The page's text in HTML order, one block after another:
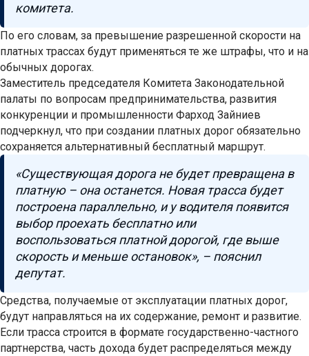
комитета.
По его словам, за превышение разрешенной скорости на
платных трассах будут применяться те же штрафы, что и на
обычных дорогах.
Заместитель председателя Комитета Законодательной
палаты по вопросам предпринимательства, развития
конкуренции и промышленности Фарход Зайниев
подчеркнул, что при создании платных дорог обязательно
сохраняется альтернативный бесплатный маршрут.
«Существующая дорога не будет превращена в
платную – она останется. Новая трасса будет
построена параллельно, и у водителя появится
выбор проехать бесплатно или
воспользоваться платной дорогой, где выше
скорость и меньше остановок», – пояснил
депутат.
Средства, получаемые от эксплуатации платных дорог,
будут направляться на их содержание, ремонт и развитие.
Если трасса строится в формате государственно-частного
партнерства, часть дохода будет распределяться между